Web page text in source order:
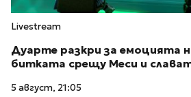
Livestream
Дуарте разкри за емоцията
битката срещу Меси и
5 август, 21:05